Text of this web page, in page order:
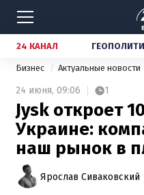
24 КАНАЛ
Бизнес Актуальные новости
24 июня, 09:06 1
Jysk откроет
Украине:
наш рынок в
Ярослав Сиваковский